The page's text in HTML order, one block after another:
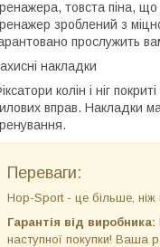
товста піна,
зроблений з
прослужить
накладки
колін і ніг
вправ. Накладки
Переваги:
Hop-Sport - це більше, ніж
Гарантія від виробника:
наступної покупки! Ваша